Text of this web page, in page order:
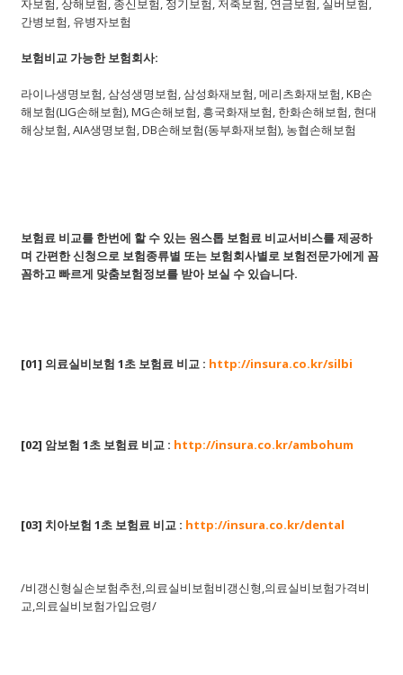
자보험, 상해보험, 종신보험, 정기보험, 저축보험, 연금보험, 실버보험,
간병보험, 유병자보험
보험비교 가능한 보험회사:
라이나생명보험, 삼성생명보험, 삼성화재보험, 메리츠화재보험, KB손
해보험(LIG손해보험), MG손해보험, 흥국화재보험, 한화손해보험, 현대
해상보험, AIA생명보험, DB손해보험(동부화재보험), 농협손해보험
보험료 비교를 한번에 할 수 있는 원스톱 보험료 비교서비스를 제공하
며 간편한 신청으로 보험종류별 또는 보험회사별로 보험전문가에게 꼼
꼼하고 빠르게 맞춤보험정보를 받아 보실 수 있습니다.
[01] 의료실비보험 1초 보험료 비교 : http://insura.co.kr/silbi
[02] 암보험 1초 보험료 비교 : http://insura.co.kr/ambohum
[03] 치아보험 1초 보험료 비교 : http://insura.co.kr/dental
/비갱신형실손보험추천,의료실비보험비갱신형,의료실비보험가격비
교,의료실비보험가입요령/